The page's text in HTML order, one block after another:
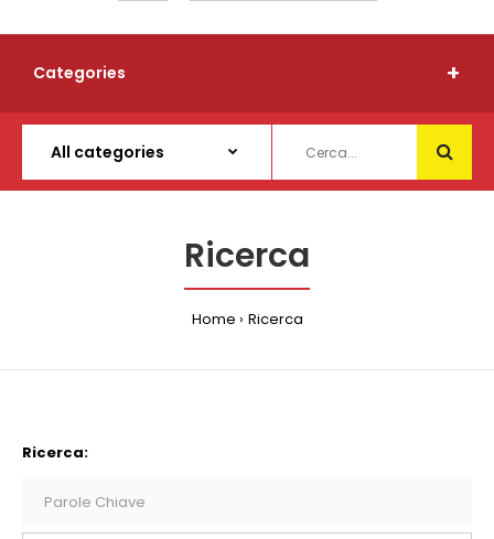
Categories
Ricerca
Home Ricerca
Ricerca: